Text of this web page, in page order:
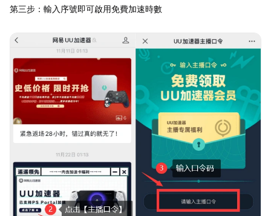
第三步：輸入序號即可啟用免費加速時數